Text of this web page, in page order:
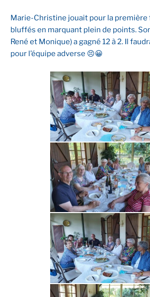
Marie-Christine jouait pour la première
bluffés en marquant plein de points.
René et Monique) a gagné 12 à 2. Il
pour l’équipe adverse 😣😀